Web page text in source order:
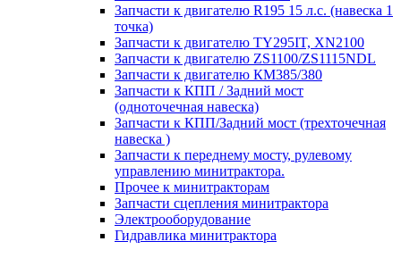
Запчасти к двигателю R195 15 л.с. (навеска 1
точка)
Запчасти к двигателю TY295IT, XN2100
Запчасти к двигателю ZS1100/ZS1115NDL
Запчасти к двигателю КМ385/380
Запчасти к КПП / Задний мост
(одноточечная навеска)
Запчасти к КПП/Задний мост (трехточечная
навеска )
Запчасти к переднему мосту, рулевому
управлению минитрактора.
Прочее к минитракторам
Запчасти сцепления минитрактора
Электрооборудование
Гидравлика минитрактора